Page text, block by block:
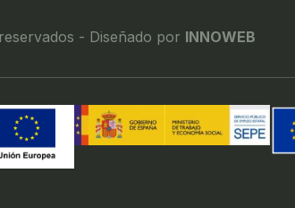
- Diseñado por INNOWEB